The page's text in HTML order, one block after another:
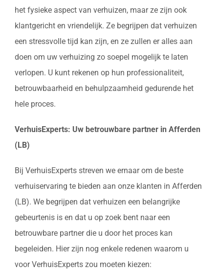
het fysieke aspect van verhuizen, maar ze zijn ook
klantgericht en vriendelijk. Ze begrijpen dat verhuizen
een stressvolle tijd kan zijn, en ze zullen er alles aan
doen om uw verhuizing zo soepel mogelijk te laten
verlopen. U kunt rekenen op hun professionaliteit,
betrouwbaarheid en behulpzaamheid gedurende het
hele proces.
VerhuisExperts: Uw betrouwbare partner in Afferden
(LB)
Bij VerhuisExperts streven we ernaar om de beste
verhuiservaring te bieden aan onze klanten in Afferden
(LB). We begrijpen dat verhuizen een belangrijke
gebeurtenis is en dat u op zoek bent naar een
betrouwbare partner die u door het proces kan
begeleiden. Hier zijn nog enkele redenen waarom u
voor VerhuisExperts zou moeten kiezen: